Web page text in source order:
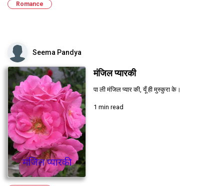
Romance
Seema Pandya
मंजिल प्यारकी
पा ली मंजिल प्यार की, यूँ ही मुस्कुरा के।
1 min read